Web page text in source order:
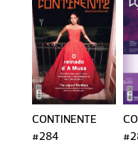
CONTINENTE
#284